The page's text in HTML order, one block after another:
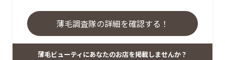
薄毛調査隊の詳細を確認する！
薄毛ビューティにあなたのお店を掲載しませんか？